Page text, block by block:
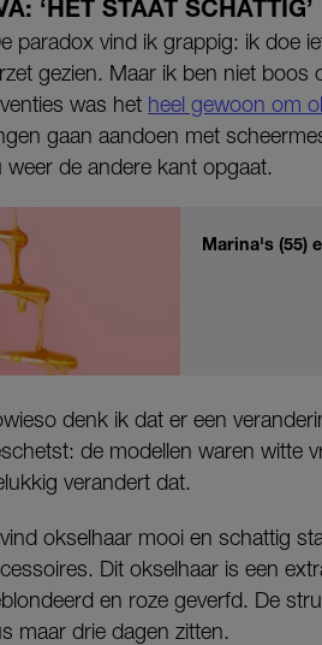
‘HET STAAT SCHATTIG’
paradox vind ik grappig: ik doe
gezien. Maar ik ben niet
was het heel gewoon om
gaan aandoen met
weer de andere kant opgaat.
Marina's (55)
denk ik dat er een
de modellen waren witte
verandert dat.
okselhaar mooi en schattig
Dit okselhaar is een
en roze geverfd. De
maar drie dagen zitten.